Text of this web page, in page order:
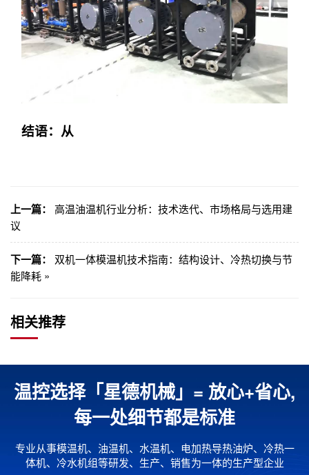
结语：从
上一篇：
高温油温机行业分析：技术迭代、市场格局与选用建
议
下一篇：
双机一体模温机技术指南：结构设计、冷热切换与节
能降耗 »
相关推荐
温控选择「星德机械」= 放心+省心,
每一处细节都是标准
专业从事模温机、油温机、水温机、电加热导热油炉、冷热一
体机、冷水机组等研发、生产、销售为一体的生产型企业